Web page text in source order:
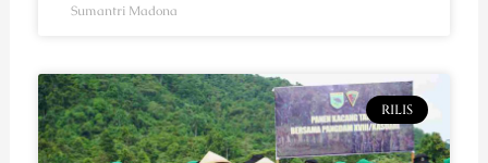
Sumantri Madona
RILIS